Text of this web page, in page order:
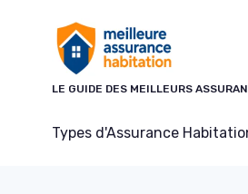
LE GUIDE DES MEILLEURS
Types d'Assurance